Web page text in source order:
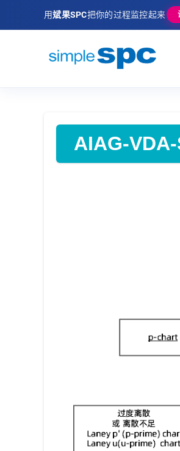
用斌果SPC把你的过程监控起来
AIAG-VDA-